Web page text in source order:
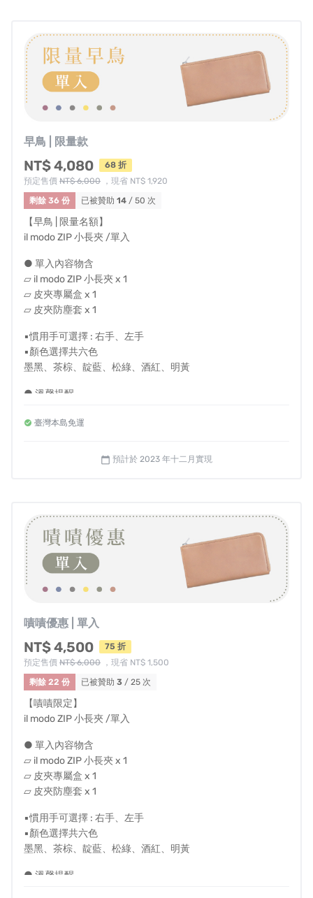
- 如退款帳戶為海外帳戶，退款時手續費消費者須自行負擔
早鳥 | 限量款
NT$ 4,080
68 折
預定售價 NT$ 6,000 ，現省 NT$ 1,920
剩餘 36 份
已被贊助 14 / 50 次
【早鳥 | 限量名額】
il modo ZIP 小長夾 /單入
● 單入內容物含
▱ il modo ZIP 小長夾 x 1
▱ 皮夾專屬盒 x 1
▱ 皮夾防塵套 x 1
▪慣用手可選擇 : 右手、左手
▪顏色選擇共六色
墨黑、茶棕、靛藍、松綠、酒紅、明黃
● 溫馨提醒
- 國內皆享有免運費，若海外或離島配送需求請私訊我們
臺灣本島免運
calendar_today 預計於 2023 年十二月實現
嘖嘖優惠 | 單入
NT$ 4,500
75 折
預定售價 NT$ 6,000 ，現省 NT$ 1,500
剩餘 22 份
已被贊助 3 / 25 次
【嘖嘖限定】
il modo ZIP 小長夾 /單入
● 單入內容物含
▱ il modo ZIP 小長夾 x 1
▱ 皮夾專屬盒 x 1
▱ 皮夾防塵套 x 1
▪慣用手可選擇 : 右手、左手
▪顏色選擇共六色
墨黑、茶棕、靛藍、松綠、酒紅、明黃
● 溫馨提醒